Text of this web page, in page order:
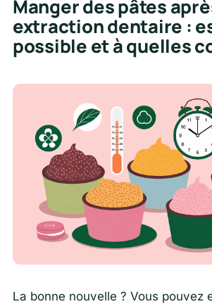
Manger des pâtes
extraction dentaire :
possible et à quelles
La bonne nouvelle ? Vous pouvez